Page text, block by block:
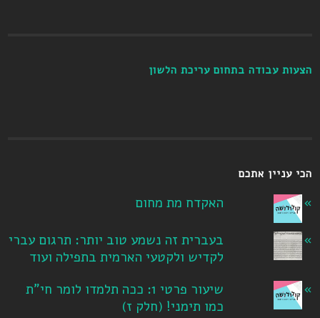
הצעות עבודה בתחום עריכת הלשון
הכי עניין אתכם
האקדח מת מחום
בעברית זה נשמע טוב יותר: תרגום עברי
לקדיש ולקטעי הארמית בתפילה ועוד
שיעור פרטי 1: ככה תלמדו לומר חי"ת
כמו תימני! ‏(חלק ז‏)